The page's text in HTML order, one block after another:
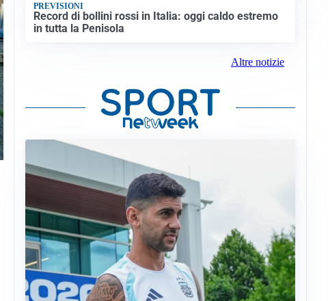
PREVISIONI
Record di bollini rossi in Italia: oggi caldo estremo
in tutta la Penisola
Altre notizie